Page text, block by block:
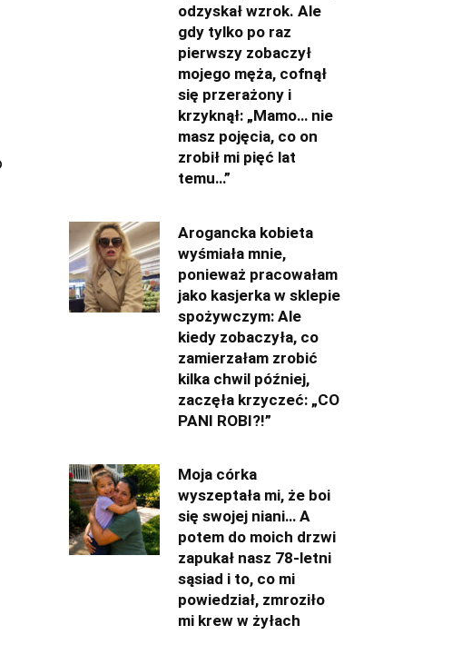
odzyskał wzrok. Ale
gdy tylko po raz
pierwszy zobaczył
mojego męża, cofnął
się przerażony i
krzyknął: „Mamo… nie
masz pojęcia, co on
zrobił mi pięć lat
temu…”
Arogancka kobieta
wyśmiała mnie,
ponieważ pracowałam
jako kasjerka w sklepie
spożywczym: Ale
kiedy zobaczyła, co
zamierzałam zrobić
kilka chwil później,
zaczęła krzyczeć: „CO
PANI ROBI?!”
Moja córka
wyszeptała mi, że boi
się swojej niani… A
potem do moich drzwi
zapukał nasz 78-letni
sąsiad i to, co mi
powiedział, zmroziło
mi krew w żyłach